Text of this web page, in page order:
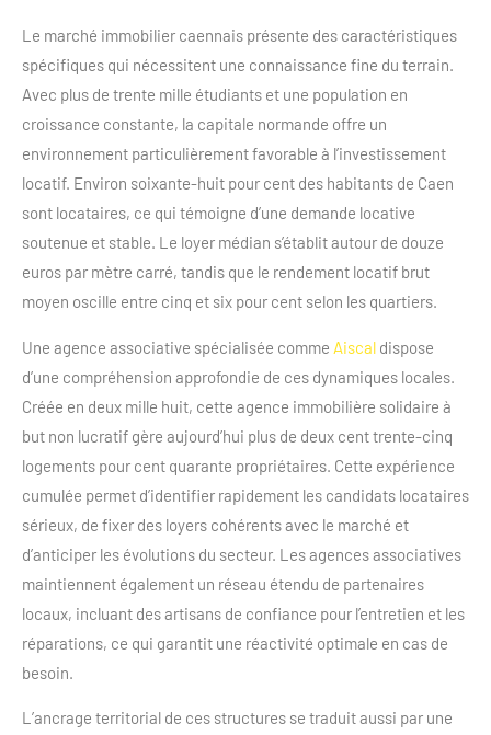
Le marché immobilier caennais présente des caractéristiques
spécifiques qui nécessitent une connaissance fine du terrain.
Avec plus de trente mille étudiants et une population en
croissance constante, la capitale normande offre un
environnement particulièrement favorable à l’investissement
locatif. Environ soixante-huit pour cent des habitants de Caen
sont locataires, ce qui témoigne d’une demande locative
soutenue et stable. Le loyer médian s’établit autour de douze
euros par mètre carré, tandis que le rendement locatif brut
moyen oscille entre cinq et six pour cent selon les quartiers.
Une agence associative spécialisée comme Aiscal dispose
d’une compréhension approfondie de ces dynamiques locales.
Créée en deux mille huit, cette agence immobilière solidaire à
but non lucratif gère aujourd’hui plus de deux cent trente-cinq
logements pour cent quarante propriétaires. Cette expérience
cumulée permet d’identifier rapidement les candidats locataires
sérieux, de fixer des loyers cohérents avec le marché et
d’anticiper les évolutions du secteur. Les agences associatives
maintiennent également un réseau étendu de partenaires
locaux, incluant des artisans de confiance pour l’entretien et les
réparations, ce qui garantit une réactivité optimale en cas de
besoin.
L’ancrage territorial de ces structures se traduit aussi par une